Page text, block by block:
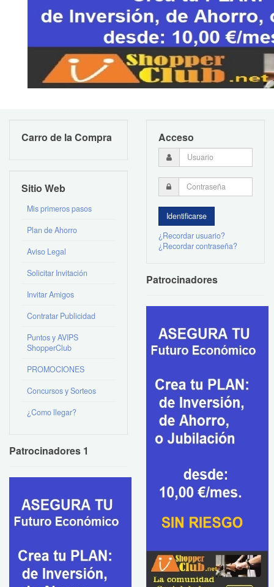
Carro de la Compra
Sitio Web
Mis primeros pasos
Plan de Ahorro
Aviso Legal
Solicitar Invitación
Invitar Amigos
Contratar Publicidad
Puntos y AVIPS
ShopperClub
PROMOCIONES
Concursos y Sorteos
¿Como llegar?
Patrocinadores 1
Acceso
¿Recordar usuario?
¿Recordar contraseña?
Patrocinadores